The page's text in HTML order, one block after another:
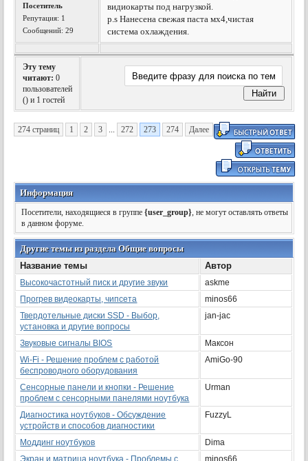
Посетитель
Репутация: 1
Сообщений: 29
видиокарты под нагрузкой.
p.s Нанесена свежая паста мх4,чистая
система охлаждения.
Эту тему
читают: 0
пользователей
() и 1 гостей
274 страниц 1 2 3 ... 272 273 274 Далее
Информация
Посетители, находящиеся в группе{user_group}, не могут оставлять ответы
в данном форуме.
Другие темы из раздела Общие вопросы
Название темы
Автор
Высокочастотный писк и другие звуки
askme
Прогрев видеокарты, чипсета
minos66
Твердотельные диски SSD - Выбор,
установка и другие вопросы
jan-jac
Звуковые сигналы BIOS
Максон
Wi-Fi - Решение проблем с работой
беспроводного оборудования
AmiGo-90
Сенсорные панели и кнопки - Решение
проблем с сенсорными панелями ноутбука
Urman
Диагностика ноутбуков - Обсуждение
устройств и способов диагностики
FuzzyL
Моддинг ноутбуков
Dima
Экран и матрица ноутбука - Проблемы с
minos66